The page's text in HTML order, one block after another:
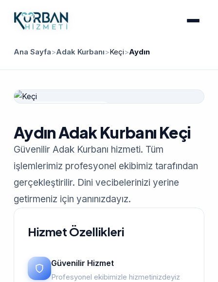
Ana Sayfa>Adak Kurbanı>Keçi>Aydın
Aydın Adak Kurbanı Keçi
Güvenilir Adak Kurbanı hizmeti. Tüm
işlemlerimiz profesyonel ekibimiz tarafından
gerçekleştirilir. Dini vecibelerinizi yerine
getirmeniz için yanınızdayız.
Hizmet Özellikleri
Güvenilir Hizmet
Profesyonel ekibimizle hizmetinizdeyiz